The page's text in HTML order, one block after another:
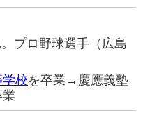
プロ野球選手（広島
校を卒業→慶應義塾